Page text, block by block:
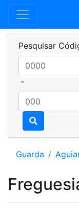
Pesquisar
-
Guarda